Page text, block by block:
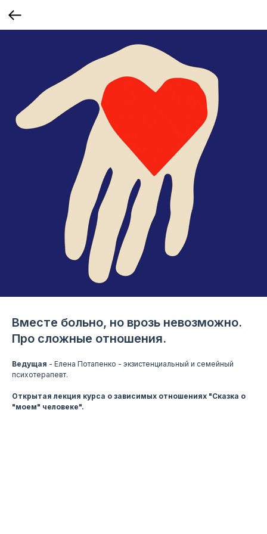
Вместе больно, но врозь невозможно.
Про сложные отношения.
Ведущая - Елена Потапенко - экзистенциальный и семейный
психотерапевт.
Открытая лекция курса о зависимых отношениях "Сказка о
"моем" человеке".